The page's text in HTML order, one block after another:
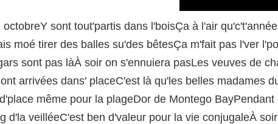
sont tout'partis dans l'boisÇa à l'air
moé tirer des balles su'des bêtesÇa m'fait pas l'ver
sont pas làÀ soir on s'ennuiera pasLes veuves de
arrivées dans' placeC'est là qu'les belles madames
même pour la plageDor de Montego
d'la veilléeC'est ben d'valeur pour la vie conjugaleÀ